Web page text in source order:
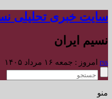
سایت خبری تحلیلی
نسیم ایران
rss امروز : جمعه ۱۶ مرداد ۱۴۰۵
منو